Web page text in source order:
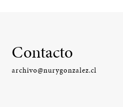
Contacto
archivo@nurygonzalez.cl